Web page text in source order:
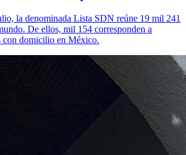
la denominada Lista SDN reúne 19 mil 241
De ellos, mil 154 corresponden a
con domicilio en México.